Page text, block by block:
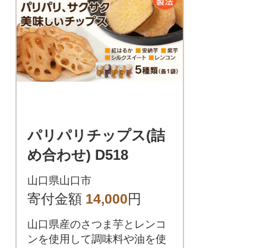
パリパリチップス(詰
め合わせ) D518
山口県山口市
寄付金額 14,000円
山口県産のさつま芋とレンコ
ンを使用して調味料や油を使